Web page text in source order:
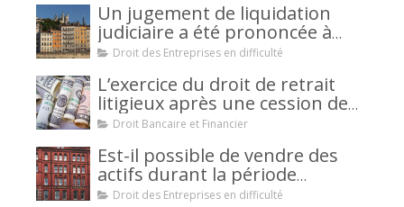
Un jugement de liquidation
judiciaire a été prononcée à
votre encontre : comment
Droit des Entreprises en difficulté
L’exercice du droit de retrait
litigieux après une cession de
créance : un mécanisme
la caution.
Droit Bancaire et Financier
Est-il possible de vendre des
actifs durant la période
d’observation d’un
Droit des Entreprises en difficulté